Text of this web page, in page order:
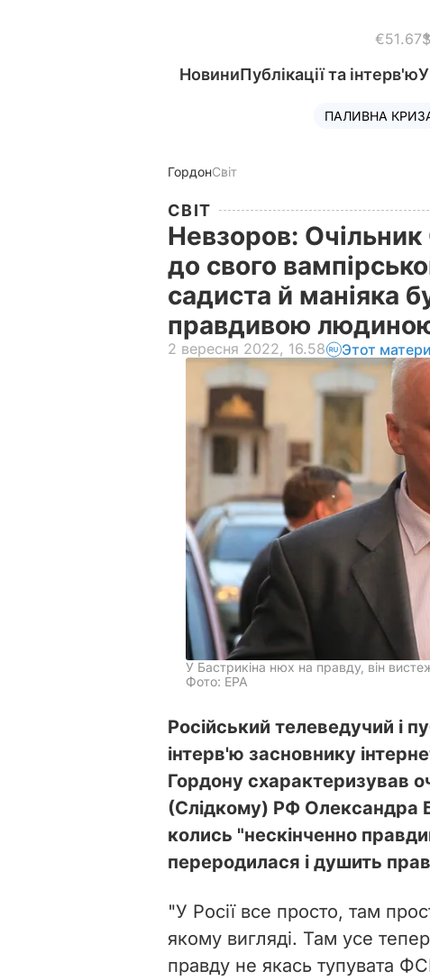
€51.67
НовиниПублікації та інтерв'ю
ПАЛИВНА
ГордонСвіт
СВІТ
Невзоров:
до свого
садиста й маніяка
правдивою
2 вересня 2022, 16.58 Этот
У Бастрикіна нюх на правду, він
Фото: EPA
Російський телеведучий і
інтерв'ю засновнику
Гордону схарактеризував
(Слідкому) РФ Олександра
колись "нескінченно
переродилася і душить
"У Росії все просто, там
якому вигляді. Там усе
правду не якась тупувата